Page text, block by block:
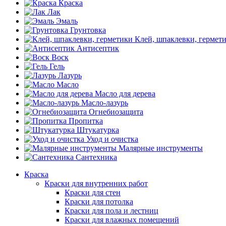
Краска
Лак
Эмаль
Грунтовка
Клей, шпаклевки,
Антисептик
Воск
Гель
Лазурь
Масло
Масло для дерева
Масло-лазурь
Огнебиозащита
Пропитка
Штукатурка
Уход и очистка
Малярные инструменты
Сантехника
Краска
Краски для внутренних работ
Краски для стен
Краски для потолка
Краски для пола и лестниц
Краски для влажных помещений